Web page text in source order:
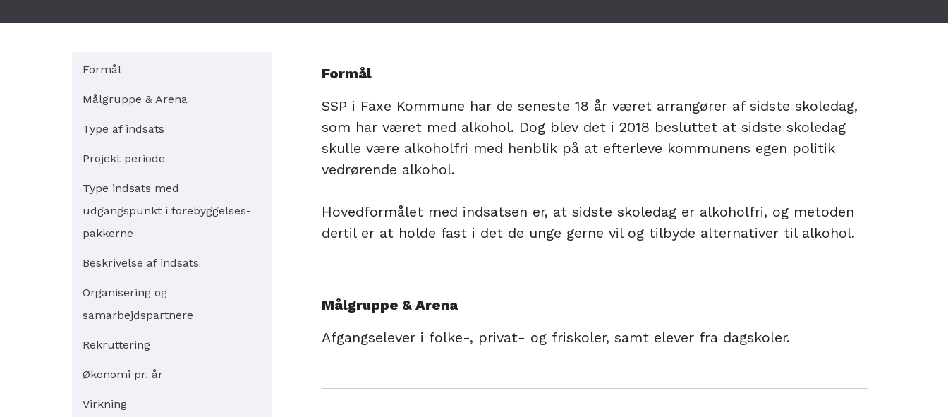
Formål
Målgruppe & Arena
Type af indsats
Projekt periode
Type indsats med
udgangspunkt i forebyggelses-
pakkerne
Beskrivelse af indsats
Organisering og
samarbejdspartnere
Rekruttering
Økonomi pr. år
Virkning
Formål
SSP i Faxe Kommune har de seneste 18 år været arrangører af sidste skoledag,
som har været med alkohol. Dog blev det i 2018 besluttet at sidste skoledag
skulle være alkoholfri med henblik på at efterleve kommunens egen politik
vedrørende alkohol.
Hovedformålet med indsatsen er, at sidste skoledag er alkoholfri, og metoden
dertil er at holde fast i det de unge gerne vil og tilbyde alternativer til alkohol.
Målgruppe & Arena
Afgangselever i folke-, privat- og friskoler, samt elever fra dagskoler.